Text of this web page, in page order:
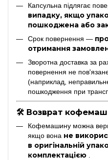
Капсульна підлягає
випадку, якщо
пошкоджена або
Срок повернення —
отримання
Зворотна доставка за
повернення не
(наприклад,
пошкодження при
🛠 Возврат
Кофемашину можна
якщо вона не
в оригінальній
комплектацією